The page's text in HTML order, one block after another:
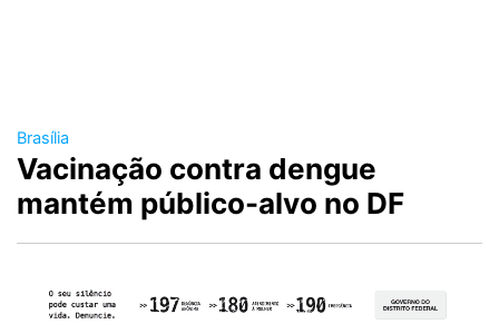
Brasília
Vacinação contra dengue
mantém público-alvo no DF